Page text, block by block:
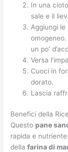
In una
sale e il
Aggiungi
un po’
Versa
Cuoci in
dorato.
Lascia
Benefici della
Questo pane
rapida e
dellafarina di